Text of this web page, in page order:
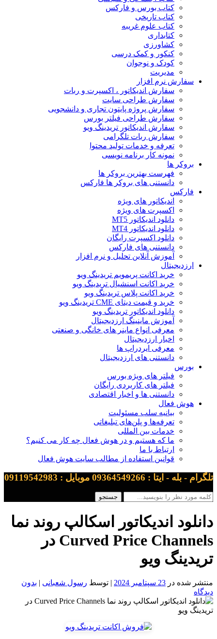
کتاب بورس و فارکس
کتاب تاریخی
کتاب علوم غریبه
کتابداری
کشاورزی
کنکور و کمک‌ درسی
کودک و نوجوان
مدیریت
سفارش نرم افزار
سفارش اندیکاتور ، اکسپرت و ربات
سفارش طراحی سایت
سفارش پروژه پایتون تجاری و دانشجویی
سفارش طراحی فیلتر بورس
سفارش اندیکاتور تریدینگ ویو
سفارش ربات تلگرامی
تعرفه و خدمات تولید محتوا
نمونه کار برنامه نویسی
بروکر ها
فهرست بهترین بروکر ها
دانستنی های بروکر ها فارکس
فارکس
اندیکاتور های ویژه
اکسپرت های ویژه
دانلود اندیکاتور MT5
دانلود اندیکاتور MT4
دانلود اکسپرت رایگان
دانستنی های فارکس
آموزش آنلاین تحلیل و نرم افزار
ارزدیجیتال
خرید اکانت پریمویم تریدینگ ویو
خرید اکانت اسنشیال تریدینگ ویو
خرید اکانت پلاس تریدینگ ویو
خرید و قیمت دیتای CME تریدینگ ویو
دانلود اندیکاتور تریدینگ ویو
آموزش ماینینگ ارزدیجیتال
معرفی انواع ماینر های خانگی و صنعتی
اخبار ارزدیجیتال
معرفی ایردراپ ها
دانستنی های ارزدیجیتال
بورس
فیلتر های ویژه بورس
فیلتر های کاربردی رایگان
دانستنی ها و اخبار اقتصادی
هوش فعال
بیانیه سلب مسئولیت
تعرفه‌ها و پلن‌های تبلیغاتی
خدمات بین المللی
ما که هستیم و در هوش فعال چه کار می کنیم؟
ارتباط با ما
قوانین استفاده از مطالب سایت هوش فعال
تلگرام - بله - ایتا : 09364549266 موبایل : 09119542983
دانلود اندیکاتور اسکالپ روند نما
Curved Price Channels در
تریدینگ ویو
منتشر شده در 23 سپتامبر 2024 | توسط رسول شعبانی | بدون
دیدگاه